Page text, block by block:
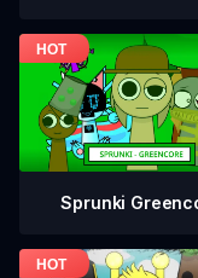
Sprunki